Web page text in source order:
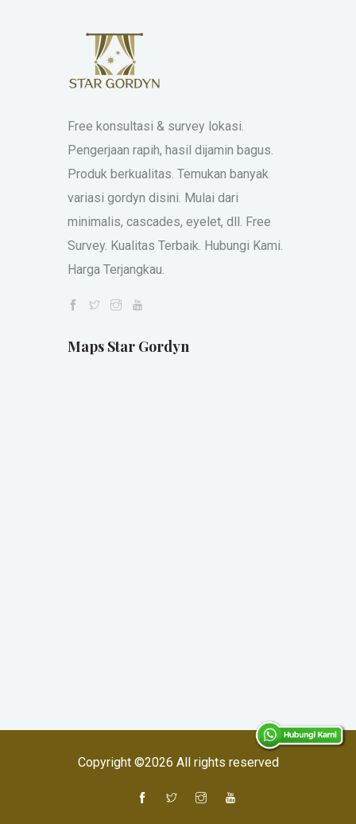
Free konsultasi & survey lokasi.
Pengerjaan rapih, hasil dijamin bagus.
Produk berkualitas. Temukan banyak
variasi gordyn disini. Mulai dari
minimalis, cascades, eyelet, dll. Free
Survey. Kualitas Terbaik. Hubungi Kami.
Harga Terjangkau.
Maps Star Gordyn
Copyright ©2026 All rights reserved